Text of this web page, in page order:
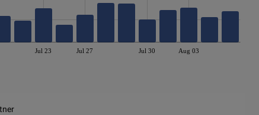
Jul 23 Jul 27 Jul 30 Aug 03